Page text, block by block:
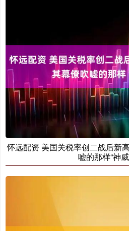
怀远配资 美国关税率创二战后新
嘘的那样“神威